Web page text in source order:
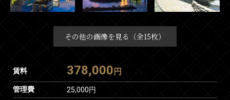
その他の画像を見る（全15枚）
賃料 378,000 円
管理費 25,000円